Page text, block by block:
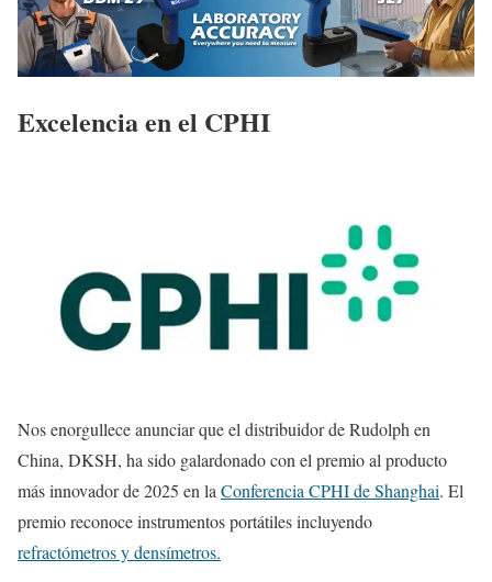
Excelencia en el CPHI
Nos enorgullece anunciar que el distribuidor de Rudolph en
China, DKSH, ha sido galardonado con el premio al producto
más innovador de 2025 en la Conferencia CPHI de Shanghai. El
premio reconoce instrumentos portátiles incluyendo
refractómetros y densímetros.